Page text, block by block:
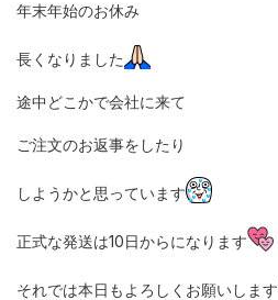
年末年始のお休み
長くなりました
途中どこかで会社に来て
ご注文のお返事をしたり
しようかと思っています
正式な発送は10日からになります
それでは本日もよろしくお願いします